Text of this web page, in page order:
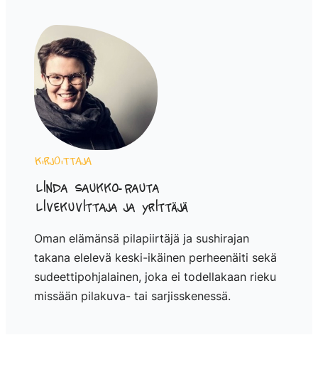
Kirjoittaja
Linda Saukko-Rauta
Livekuvittaja ja yrittäjä
Oman elämänsä pilapiirtäjä ja sushirajan
takana elelevä keski-ikäinen perheenäiti sekä
sudeettipohjalainen, joka ei todellakaan rieku
missään pilakuva- tai sarjisskenessä.